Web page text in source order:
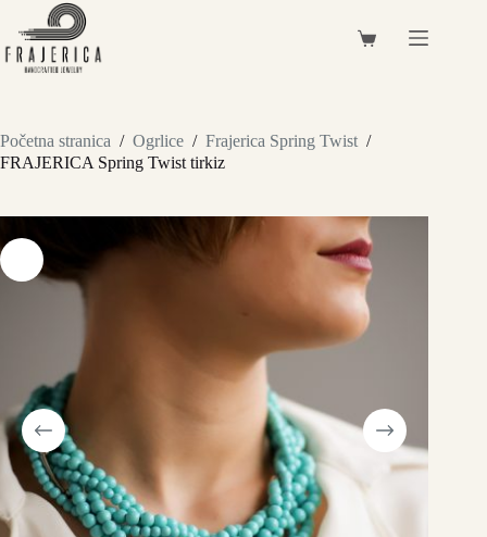
Preskoči
sadržaj
Košarica
Početna stranica / Ogrlice / Frajerica Spring Twist /
FRAJERICA Spring Twist tirkiz